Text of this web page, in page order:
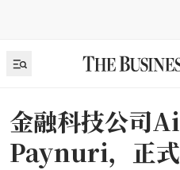
金融科技公司
Paynuri，正